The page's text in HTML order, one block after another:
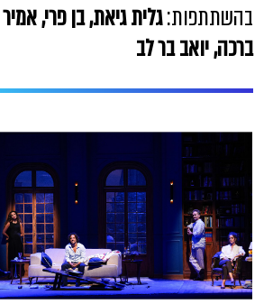
בהשתתפות:גלית גיאת, בן פרי,
ברכה, יואב בר לב